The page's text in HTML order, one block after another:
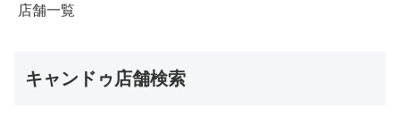
店舗一覧
キャンドゥ店舗検索